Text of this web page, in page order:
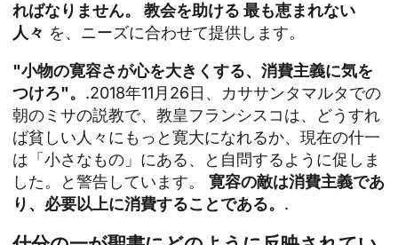
ればなりません。 教会を助ける 最も恵まれない
人々 を、ニーズに合わせて提供します。
"小物の寛容さが心を大きくする、消費主義に気を
つけろ"。 .2018年11月26日、カササンタマルタでの
朝のミサの説教で、教皇フランシスコは、どうすれ
ば貧しい人々にもっと寛大になれるか、現在の什一
は「小さなもの」にある、と自問するように促しま
した。と警告しています。 寛容の敵は消費主義であ
り、必要以上に消費することである。 .